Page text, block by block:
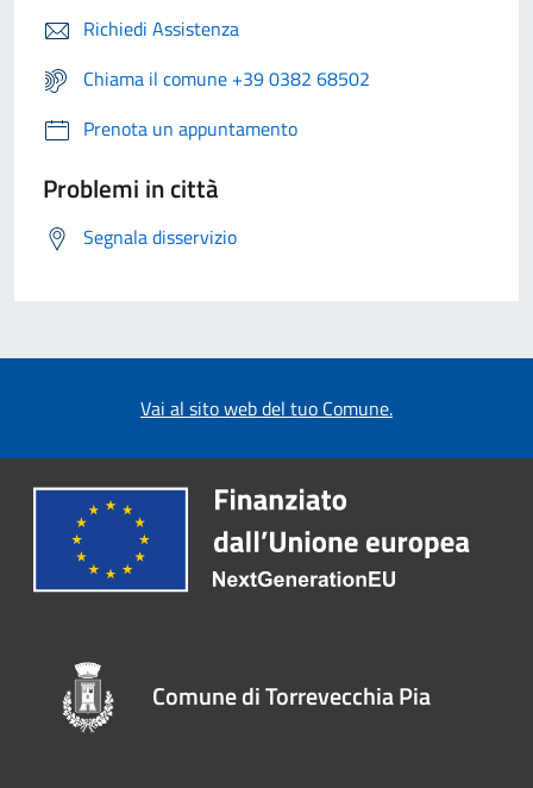
Richiedi Assistenza
Chiama il comune +39 0382 68502
Prenota un appuntamento
Problemi in città
Segnala disservizio
Vai al sito web del tuo Comune.
Comune di Torrevecchia Pia